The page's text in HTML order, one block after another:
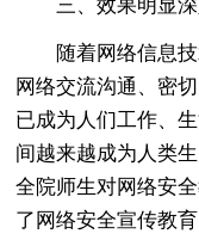
三、效果明显
随着网络信息
网络交流沟通、密
已成为人们工作、
间越来越成为人类
全院师生对网络安
了网络安全宣传教